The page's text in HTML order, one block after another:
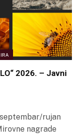
2026. – Javni
septembar/rujan
nagrade